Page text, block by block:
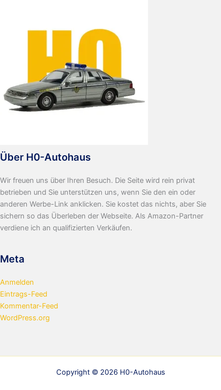
Über H0-Autohaus
Wir freuen uns über Ihren Besuch. Die Seite wird rein privat
betrieben und Sie unterstützen uns, wenn Sie den ein oder
anderen Werbe-Link anklicken. Sie kostet das nichts, aber Sie
sichern so das Überleben der Webseite. Als Amazon-Partner
verdiene ich an qualifizierten Verkäufen.
Meta
Anmelden
Eintrags-Feed
Kommentar-Feed
WordPress.org
Copyright © 2026 H0-Autohaus